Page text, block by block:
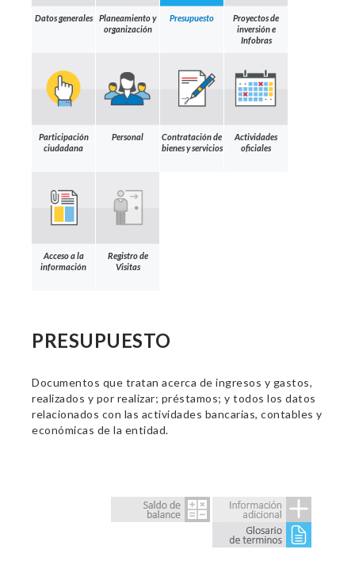
Datos generales
Planeamiento y
organización
Presupuesto
Proyectos de
inversión e
Infobras
Participación
ciudadana
Personal
Contratación de
bienes y servicios
Actividades
oficiales
Acceso a la
información
Registro de
Visitas
PRESUPUESTO
Documentos que tratan acerca de ingresos y gastos,
realizados y por realizar; préstamos; y todos los datos
relacionados con las actividades bancarias, contables y
económicas de la entidad.